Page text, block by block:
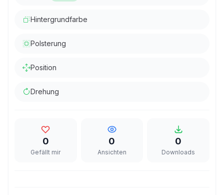
Hintergrundfarbe
Polsterung
Position
Drehung
0
Gefällt mir
0
Ansichten
0
Downloads